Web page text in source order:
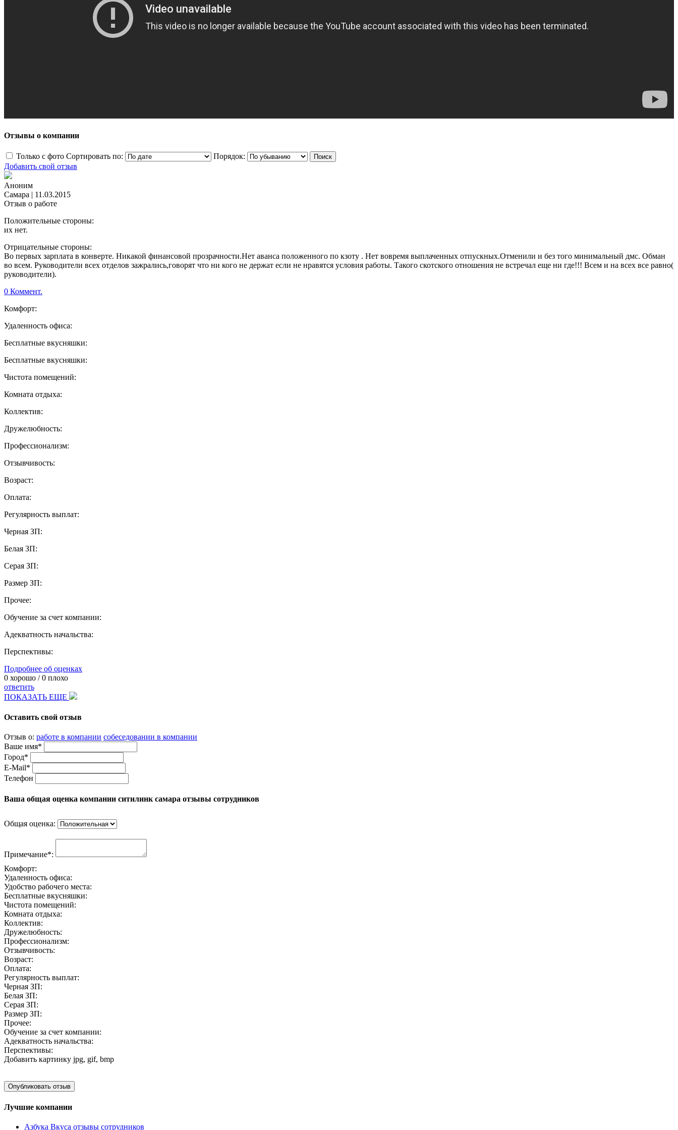
Отзывы о компании
Только с фото Сортировать по:
Порядок:
Добавить свой отзыв
Аноним
Самара | 11.03.2015
Отзыв о работе
Положительные стороны:
их нет.
Отрицательные стороны:
Во первых зарплата в конверте. Никакой финансовой прозрачности.Нет аванса положенного по кзоту . Нет вовремя выплаченных отпускных.Отменили и без того минимальный дмс. Обман
во всем. Руководители всех отделов зажрались,говорят что ни кого не держат если не нравятся условия работы. Такого скотского отношения не встречал еще ни где!!! Всем и на всех все равно(
руководители).
0 Коммент.
Комфорт:
Удаленность офиса:
Бесплатные вкусняшки:
Бесплатные вкусняшки:
Чистота помещений:
Комната отдыха:
Коллектив:
Дружелюбность:
Профессионализм:
Отзывчивость:
Возраст:
Оплата:
Регулярность выплат:
Черная ЗП:
Белая ЗП:
Серая ЗП:
Размер ЗП:
Прочее:
Обучение за счет компании:
Адекватность начальства:
Перспективы:
Подробнее об оценках
0 хорошо /0 плохо
ответить
ПОКАЗАТЬ ЕЩЕ
Оставить свой отзыв
Отзыв о: работе в компании собеседовании в компании
Ваше имя*
Город*
E-Mail*
Телефон
Ваша общая оценка компании ситилинк самара отзывы сотрудников
Общая оценка:
Примечание*:
Комфорт:
Удаленность офиса:
Удобство рабочего места:
Бесплатные вкусняшки:
Чистота помещений:
Комната отдыха:
Коллектив:
Дружелюбность:
Профессионализм:
Отзывчивость:
Возраст:
Оплата:
Регулярность выплат:
Черная ЗП:
Белая ЗП:
Серая ЗП:
Размер ЗП:
Прочее:
Обучение за счет компании:
Адекватность начальства:
Перспективы:
Добавить картинку jpg, gif, bmp
Лучшие компании
Азбука Вкуса отзывы сотрудников